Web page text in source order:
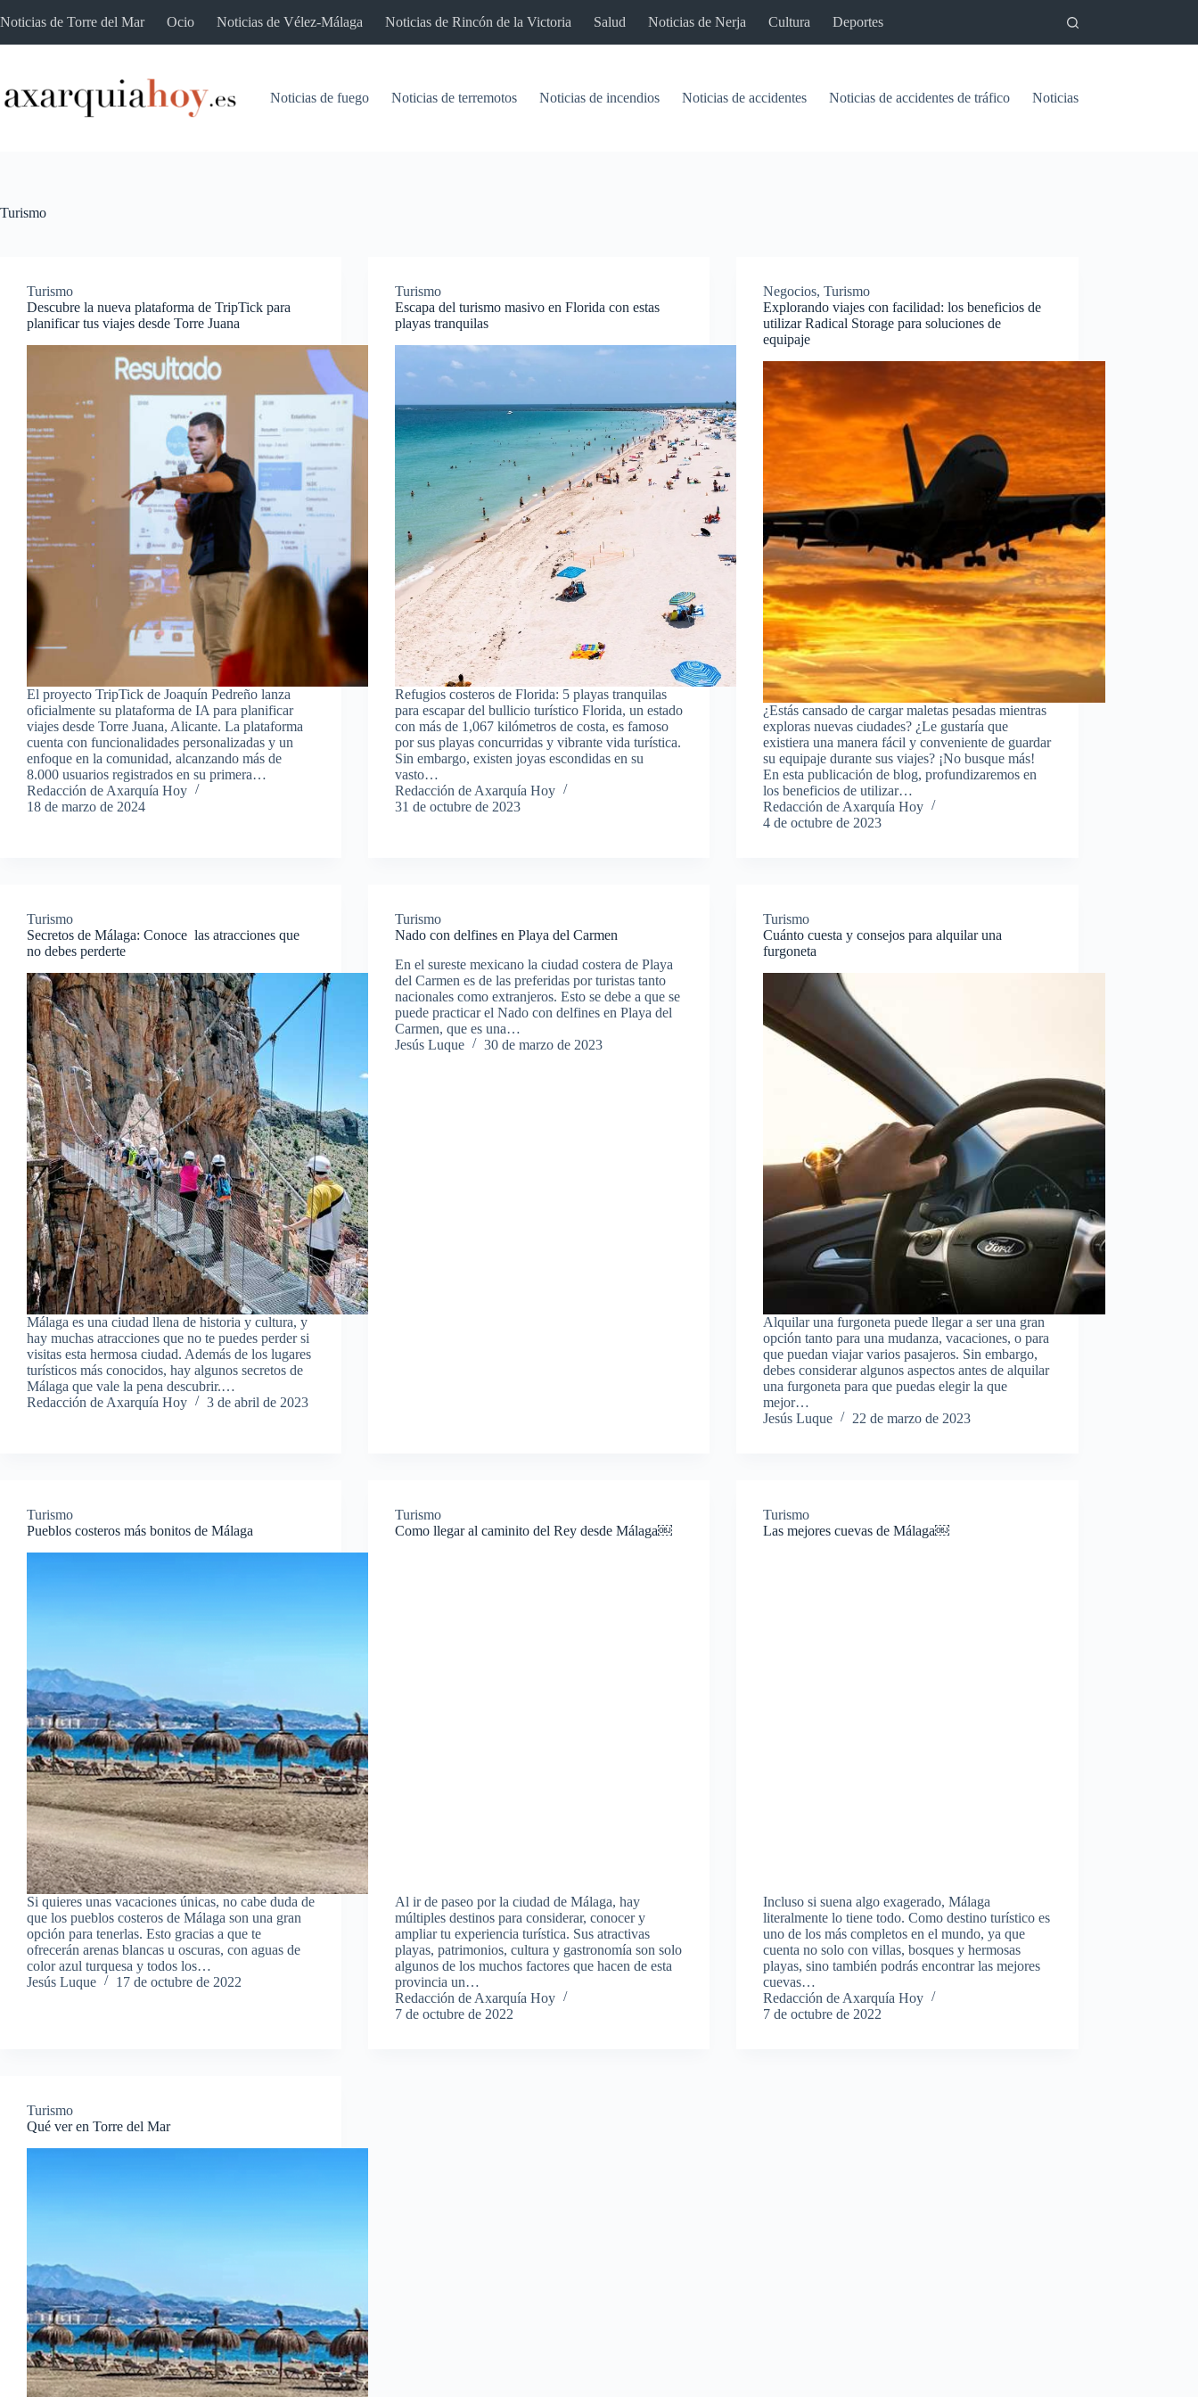
al
Noticias de Torre del Mar Ocio Noticias de Vélez-Málaga Noticias de Rincón de la Victoria Salud Noticias de Nerja Cultura Deportes
Noticias de fuego Noticias de terremotos Noticias de incendios Noticias de accidentes Noticias de accidentes de tráfico Noticias del pantano de
Turismo
Turismo
Descubre la nueva plataforma de TripTick para
planificar tus viajes desde Torre Juana
El proyecto TripTick de Joaquín Pedreño lanza
oficialmente su plataforma de IA para planificar
viajes desde Torre Juana, Alicante. La plataforma
cuenta con funcionalidades personalizadas y un
enfoque en la comunidad, alcanzando más de
8.000 usuarios registrados en su primera…
Redacción de Axarquía Hoy
18 de marzo de 2024
Turismo
Escapa del turismo masivo en Florida con estas
playas tranquilas
Refugios costeros de Florida: 5 playas tranquilas
para escapar del bullicio turístico Florida, un estado
con más de 1,067 kilómetros de costa, es famoso
por sus playas concurridas y vibrante vida turística.
Sin embargo, existen joyas escondidas en su
vasto…
Redacción de Axarquía Hoy
31 de octubre de 2023
Negocios,Turismo
Explorando viajes con facilidad: los beneficios de
utilizar Radical Storage para soluciones de
equipaje
¿Estás cansado de cargar maletas pesadas mientras
exploras nuevas ciudades? ¿Le gustaría que
existiera una manera fácil y conveniente de guardar
su equipaje durante sus viajes? ¡No busque más!
En esta publicación de blog, profundizaremos en
los beneficios de utilizar…
Redacción de Axarquía Hoy
4 de octubre de 2023
Turismo
Secretos de Málaga: Conoce las atracciones que
no debes perderte
Málaga es una ciudad llena de historia y cultura, y
hay muchas atracciones que no te puedes perder si
visitas esta hermosa ciudad. Además de los lugares
turísticos más conocidos, hay algunos secretos de
Málaga que vale la pena descubrir.…
Redacción de Axarquía Hoy
3 de abril de 2023
Turismo
Nado con delfines en Playa del Carmen
En el sureste mexicano la ciudad costera de Playa
del Carmen es de las preferidas por turistas tanto
nacionales como extranjeros. Esto se debe a que se
puede practicar el Nado con delfines en Playa del
Carmen, que es una…
Jesús Luque
30 de marzo de 2023
Turismo
Cuánto cuesta y consejos para alquilar una
furgoneta
Alquilar una furgoneta puede llegar a ser una gran
opción tanto para una mudanza, vacaciones, o para
que puedan viajar varios pasajeros. Sin embargo,
debes considerar algunos aspectos antes de alquilar
una furgoneta para que puedas elegir la que
mejor…
Jesús Luque
22 de marzo de 2023
Turismo
Pueblos costeros más bonitos de Málaga
Si quieres unas vacaciones únicas, no cabe duda de
que los pueblos costeros de Málaga son una gran
opción para tenerlas. Esto gracias a que te
ofrecerán arenas blancas u oscuras, con aguas de
color azul turquesa y todos los…
Jesús Luque
17 de octubre de 2022
Turismo
Como llegar al caminito del Rey desde Málaga￼
Al ir de paseo por la ciudad de Málaga, hay
múltiples destinos para considerar, conocer y
ampliar tu experiencia turística. Sus atractivas
playas, patrimonios, cultura y gastronomía son solo
algunos de los muchos factores que hacen de esta
provincia un…
Redacción de Axarquía Hoy
7 de octubre de 2022
Turismo
Las mejores cuevas de Málaga￼
Incluso si suena algo exagerado, Málaga
literalmente lo tiene todo. Como destino turístico es
uno de los más completos en el mundo, ya que
cuenta no solo con villas, bosques y hermosas
playas, sino también podrás encontrar las mejores
cuevas…
Redacción de Axarquía Hoy
7 de octubre de 2022
Turismo
Qué ver en Torre del Mar